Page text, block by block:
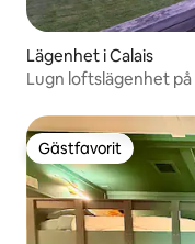
Lägenhet i Calais
Lugn loftslägenhet
Gästfavorit
Gästfavorit